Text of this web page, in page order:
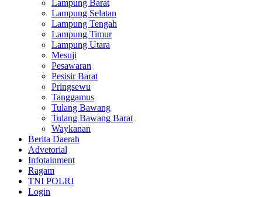
Lampung Barat
Lampung Selatan
Lampung Tengah
Lampung Timur
Lampung Utara
Mesuji
Pesawaran
Pesisir Barat
Pringsewu
Tanggamus
Tulang Bawang
Tulang Bawang Barat
Waykanan
Berita Daerah
Advetorial
Infotainment
Ragam
TNI POLRI
Login